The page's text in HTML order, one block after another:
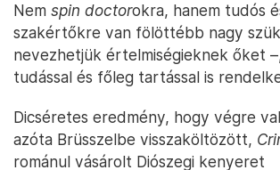
Nem spin doctorokra, hanem tudós
szakértőkre van fölöttébb nagy
nevezhetjük értelmiségieknek őket
tudással és főleg tartással is
Dicséretes eredmény, hogy végre
azóta Brüsszelbe visszaköltözött,
románul vásárolt Diószegi kenyeret